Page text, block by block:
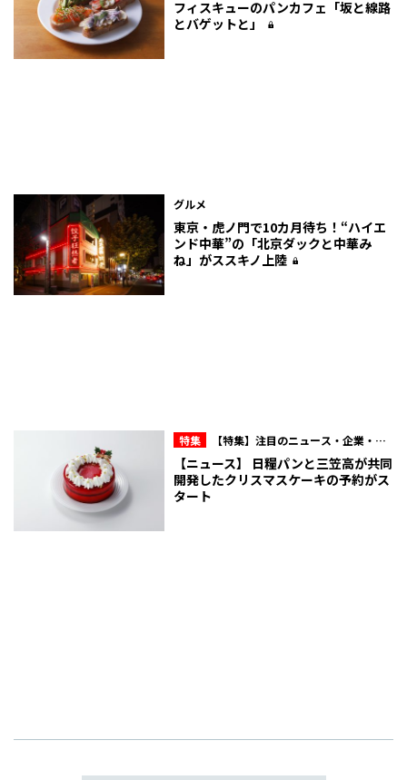
フィスキューのパンカフェ「坂と線路
とバゲットと」
グルメ
東京・虎ノ門で10カ月待ち！“ハイエ
ンド中華”の「北京ダックと中華み
ね」がススキノ上陸
特集
【特集】注目のニュース・企業・人
物【ニュース】 日糧パンと三笠高が共同
開発したクリスマスケーキの予約がス
タート